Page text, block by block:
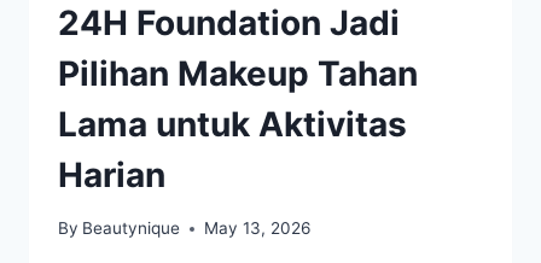
24H Foundation Jadi
Pilihan Makeup Tahan
Lama untuk Aktivitas
Harian
By Beautynique May 13, 2026